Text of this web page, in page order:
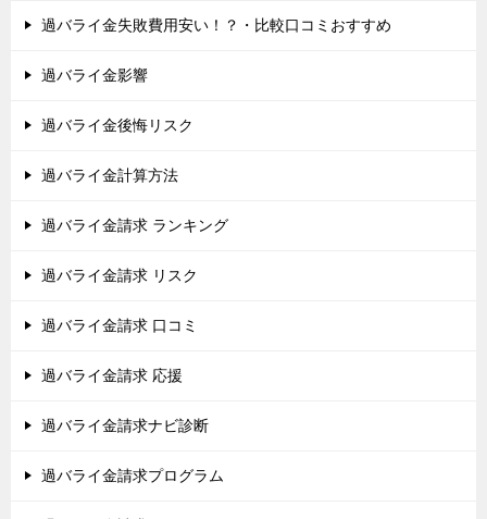
過バライ金失敗費用安い！？・比較口コミおすすめ
過バライ金影響
過バライ金後悔リスク
過バライ金計算方法
過バライ金請求 ランキング
過バライ金請求 リスク
過バライ金請求 口コミ
過バライ金請求 応援
過バライ金請求ナビ診断
過バライ金請求プログラム